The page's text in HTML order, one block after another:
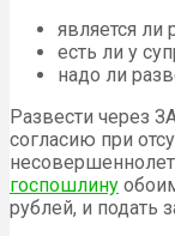
является
есть ли у
надо ли
Развести через
согласию при
госпошлину
рублей, и подать